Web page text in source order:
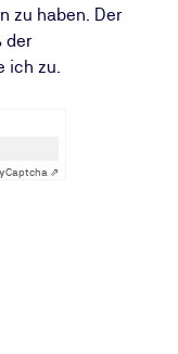
zu haben. Der
der
ich zu.
Captcha ⇗